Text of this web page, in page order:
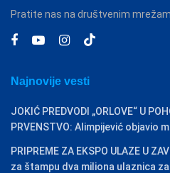
Pratite nas na društvenim
Najnovije vesti
JOKIĆ PREDVODI „ORLOVE“ U
PRVENSTVO: Alimpijević objavio
PRIPREME ZA EKSPO ULAZE U
za štampu dva miliona ulaznica